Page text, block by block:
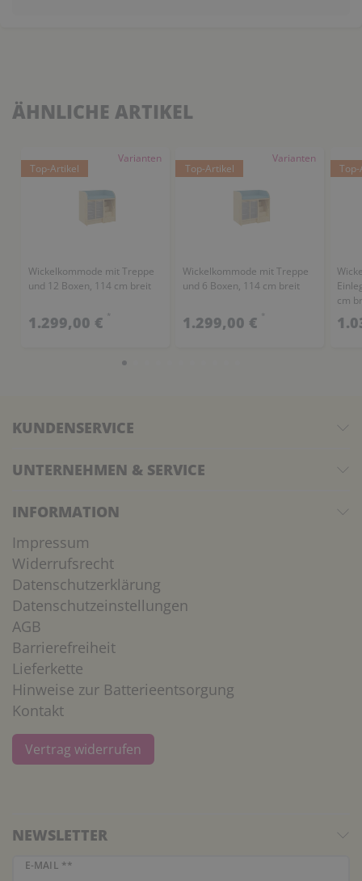
ÄHNLICHE ARTIKEL
Varianten
Top-Artikel
Wickelkommode mit Treppe
und 12 Boxen, 114 cm breit
1.299,00 € *
Varianten
Top-Artikel
Wickelkommode mit Treppe
und 6 Boxen, 114 cm breit
1.299,00 € *
cm
KUNDENSERVICE
UNTERNEHMEN & SERVICE
INFORMATION
Impressum
Widerrufsrecht
Datenschutzerklärung
Datenschutzeinstellungen
AGB
Barrierefreiheit
Lieferkette
Hinweise zur Batterieentsorgung
Kontakt
Vertrag widerrufen
NEWSLETTER
E-MAIL **
Newsletter Honig